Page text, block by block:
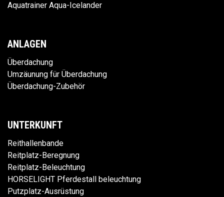
Aquatrainer Aqua-Icelander
ANLAGEN
Überdachung
Umzäunung für Überdachung
Überdachung-Zubehör
UNTERKUNFT
Reithallenbande
Reitplatz-Beregnung
Reitplatz-Beleuchtung
HORSELIGHT Pferdestall beleuchtung
Putzplatz-Ausrüstung